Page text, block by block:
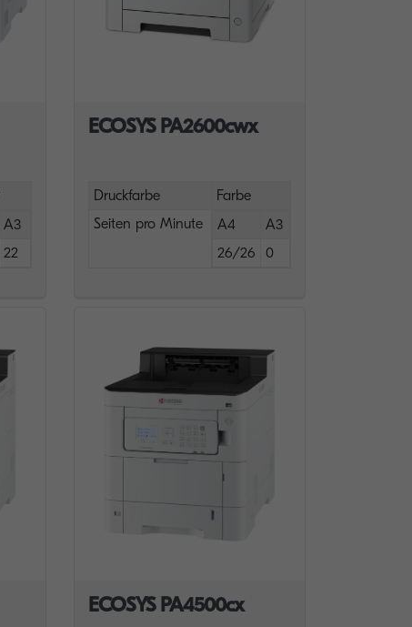
A3
22
ECOSYS PA2600cwx
Druckfarbe
Farbe
Seiten pro Minute
A4
A3
26/26
0
ECOSYS PA4500cx